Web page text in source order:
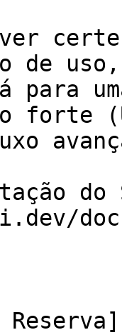
de
para
forte
do